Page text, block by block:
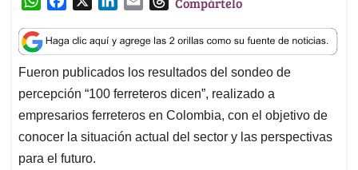
a
t
s
A
p
p
c
e
b
o
o
k
n
k
e
d
I
n
a
i
l
r
e
a
d
s
Fueron publicados los resultados del sondeo de
percepción “100 ferreteros dicen”, realizado a
empresarios ferreteros en Colombia, con el objetivo de
conocer la situación actual del sector y las perspectivas
para el futuro.